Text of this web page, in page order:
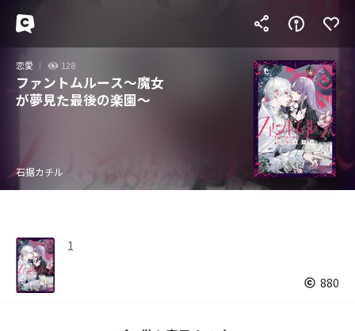
恋愛 128
ファントムルース～魔女
が夢見た最後の楽園～
石据カチル
1
880